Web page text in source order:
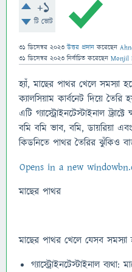
+1
টি ভোট
31 ডিসেম্বর 2023 উত্তর প্রদান করেছেন
31 ডিসেম্বর 2023 নির্বাচিত করেছেন Monjil
হ্যাঁ, মাছের পাথর খেলে সমস্যা
ক্যালসিয়াম কার্বনেট দিয়ে
এটি গ্যাস্ট্রোইনটেস্টাইনাল
বমি বমি ভাব, বমি, ডায়রিয়া
কিডনিতে পাথর তৈরির ঝুঁকিও
Opens in a new window
মাছের পাথর
মাছের পাথর খেলে যেসব
গ্যাস্ট্রোইনটেস্টাইনাল ব্যথা: